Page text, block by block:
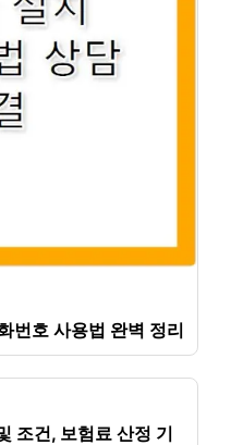
번호 사용법 완벽 정리
조건, 보험료 산정 기